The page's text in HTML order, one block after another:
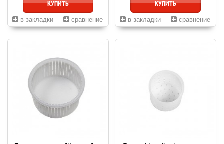
КУПИТЬ
в закладки сравнение
КУПИТЬ
в закладки сравнение